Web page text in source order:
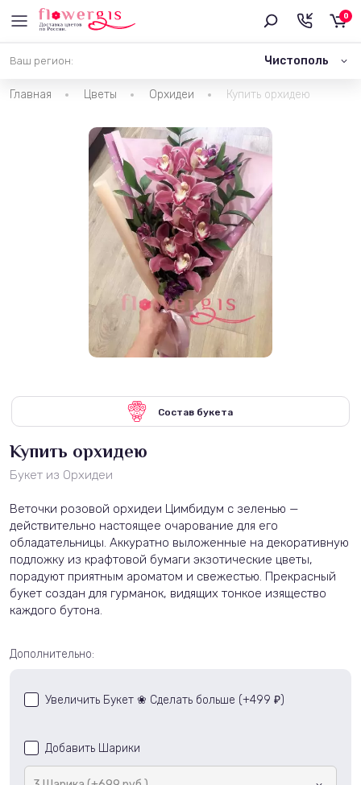
Ваш регион: Чистополь
0
Главная Цветы Орхидеи Купить орхидею
Состав букета
Купить орхидею
Букет из Орхидеи
Веточки розовой орхидеи Цимбидум с зеленью —
действительно настоящее очарование для его
обладательницы. Аккуратно выложенные на декоративную
подложку из крафтовой бумаги экзотические цветы,
порадуют приятным ароматом и свежестью. Прекрасный
букет создан для гурманок, видящих тонкое изящество
каждого бутона.
Дополнительно:
Увеличить Букет ❀ Сделать больше (+499 ₽ )
Добавить Шарики